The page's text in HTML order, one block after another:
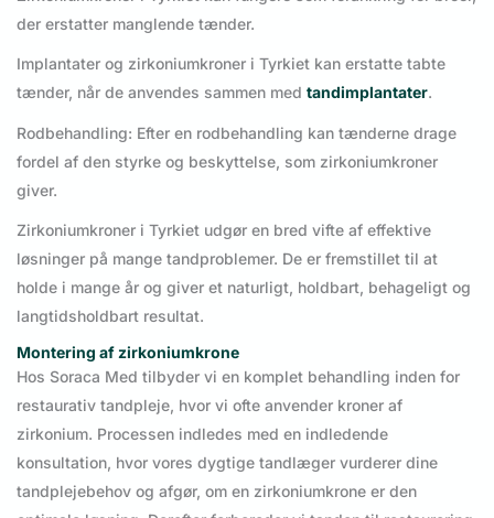
der erstatter manglende tænder.
Implantater og zirkoniumkroner i Tyrkiet kan erstatte tabte
tænder, når de anvendes sammen med tandimplantater.
Rodbehandling: Efter en rodbehandling kan tænderne drage
fordel af den styrke og beskyttelse, som zirkoniumkroner
giver.
Zirkoniumkroner i Tyrkiet udgør en bred vifte af effektive
løsninger på mange tandproblemer. De er fremstillet til at
holde i mange år og giver et naturligt, holdbart, behageligt og
langtidsholdbart resultat.
Montering af zirkoniumkrone
Hos Soraca Med tilbyder vi en komplet behandling inden for
restaurativ tandpleje, hvor vi ofte anvender kroner af
zirkonium. Processen indledes med en indledende
konsultation, hvor vores dygtige tandlæger vurderer dine
tandplejebehov og afgør, om en zirkoniumkrone er den